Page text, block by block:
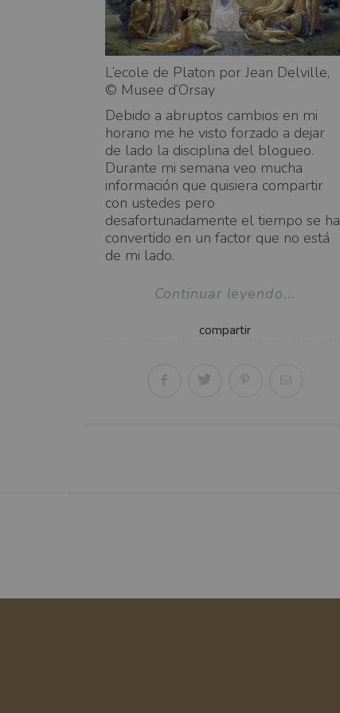
L’ecole de Platon por Jean Delville,
© Musee d’Orsay
Debido a abruptos cambios en mi
horario me he visto forzado a dejar
de lado la disciplina del blogueo.
Durante mi semana veo mucha
información que quisiera compartir
con ustedes pero
desafortunadamente el tiempo se ha
convertido en un factor que no está
de mi lado.
Continuar leyendo...
compartir